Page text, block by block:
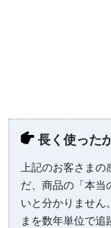
長く使った
上記のお客さま
だ、商品の「本当
いと分かりません
まを数年単位で追